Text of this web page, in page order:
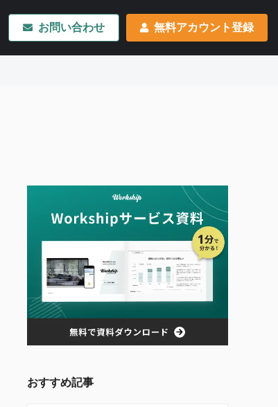
お問い合わせ 無料アカウント登録
おすすめ記事